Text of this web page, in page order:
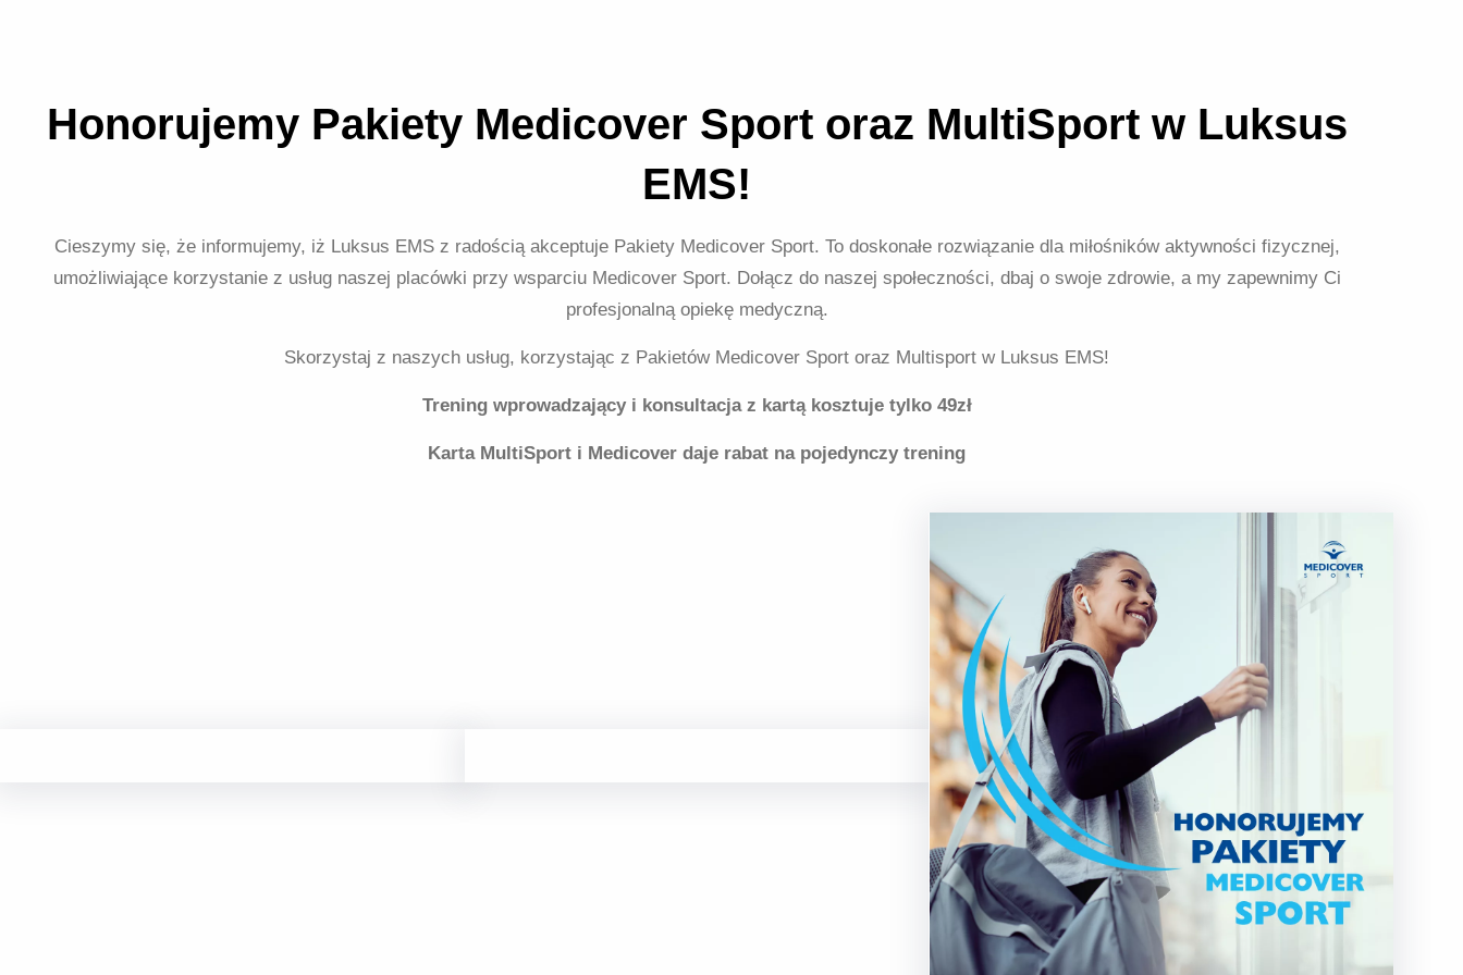
Honorujemy Pakiety Medicover Sport oraz MultiSport w Luksus
EMS!
Cieszymy się, że informujemy, iż Luksus EMS z radością akceptuje Pakiety Medicover Sport. To doskonałe rozwiązanie dla miłośników aktywności fizycznej,
umożliwiające korzystanie z usług naszej placówki przy wsparciu Medicover Sport. Dołącz do naszej społeczności, dbaj o swoje zdrowie, a my zapewnimy Ci
profesjonalną opiekę medyczną.
Skorzystaj z naszych usług, korzystając z Pakietów Medicover Sport oraz Multisport w Luksus EMS!
Trening wprowadzający i konsultacja z kartą kosztuje tylko 49zł
Karta MultiSport i Medicover daje rabat na pojedynczy trening